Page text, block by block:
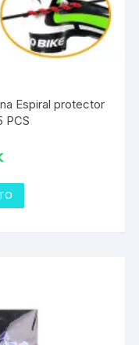
Espiral protector
PCS